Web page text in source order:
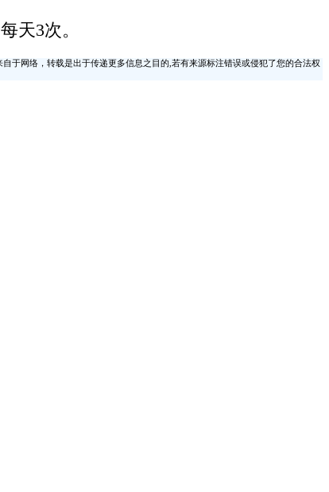
天3次。
于网络，转载是出于传递更多信息之目的,若有来源标注错误或侵犯了您的合法权